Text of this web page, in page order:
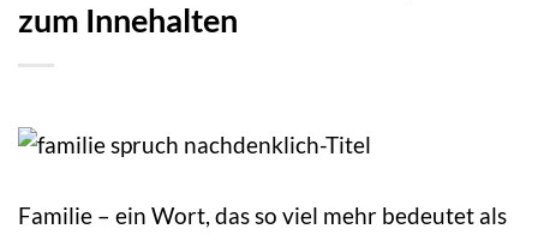
zum Innehalten
Familie – ein Wort, das so viel mehr bedeutet als